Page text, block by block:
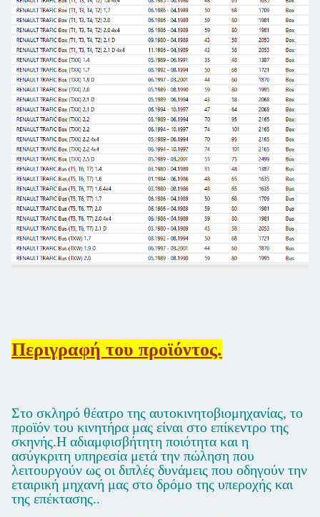
Περιγραφή του προϊόντος.
Στο σκληρό θέατρο της αυτοκινητοβιομηχανίας, το
προϊόν του κινητήρα μας είναι στο επίκεντρο της
σκηνής.Η αδιαμφισβήτητη ποιότητα και η
ασύγκριτη υπηρεσία μετά την πώληση που
λειτουργούν ως οι διπλές δυνάμεις που οδηγούν την
εταιρική μηχανή μας στο δρόμο της υπεροχής και
της επέκτασης..